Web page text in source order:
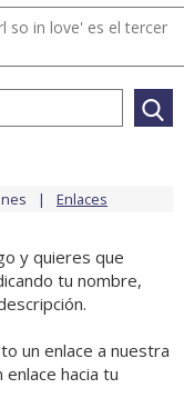
so in love' es el tercer
Enlaces
y quieres que
tu nombre,
un enlace a nuestra
hacia tu